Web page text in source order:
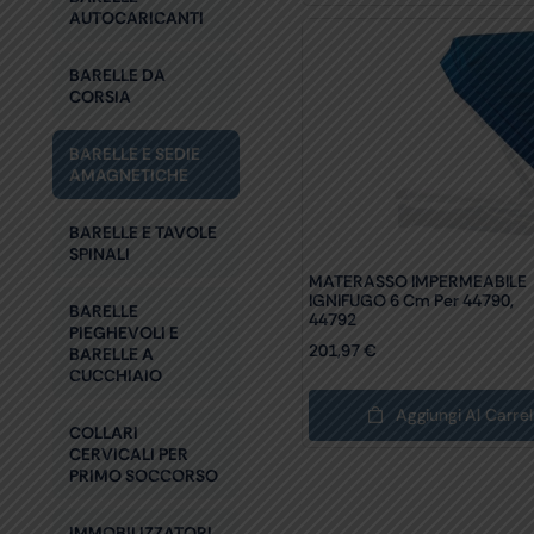
AUTOCARICANTI
BARELLE DA
CORSIA
BARELLE E SEDIE
AMAGNETICHE
BARELLE E TAVOLE
SPINALI
BARELLE
PIEGHEVOLI E
BARELLE A
CUCCHIAIO
COLLARI
CERVICALI PER
PRIMO SOCCORSO
MATERASSO IMPERMEABILE
IGNIFUGO 6 Cm Per 44790,
44792
201,97€
Aggiungi Al